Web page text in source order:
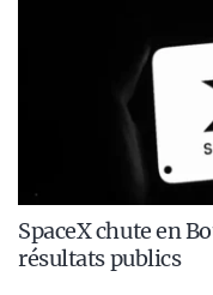
SpaceX chute en
résultats publics